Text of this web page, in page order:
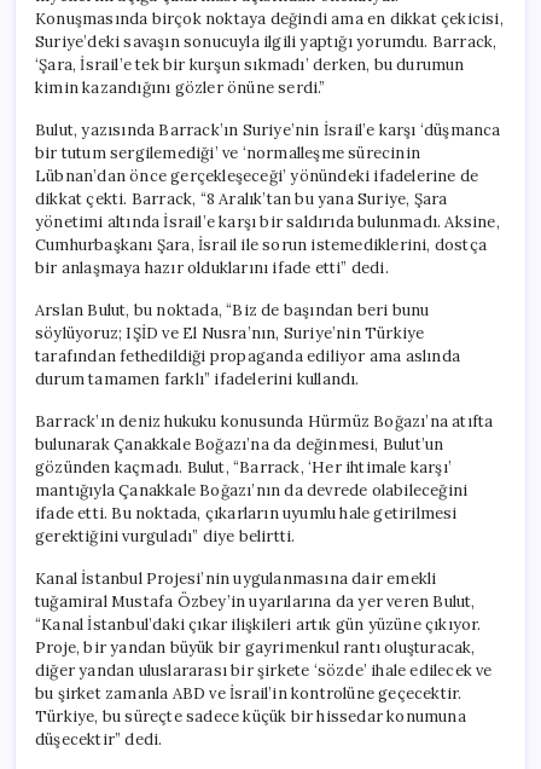
Konuşmasında birçok noktaya değindi ama en dikkat çekicisi,
Suriye’deki savaşın sonucuyla ilgili yaptığı yorumdu. Barrack,
‘Şara, İsrail’e tek bir kurşun sıkmadı’ derken, bu durumun
kimin kazandığını gözler önüne serdi.”
Bulut, yazısında Barrack’ın Suriye’nin İsrail’e karşı ‘düşmanca
bir tutum sergilemediği’ ve ‘normalleşme sürecinin
Lübnan’dan önce gerçekleşeceği’ yönündeki ifadelerine de
dikkat çekti. Barrack, “8 Aralık’tan bu yana Suriye, Şara
yönetimi altında İsrail’e karşı bir saldırıda bulunmadı. Aksine,
Cumhurbaşkanı Şara, İsrail ile sorun istemediklerini, dostça
bir anlaşmaya hazır olduklarını ifade etti” dedi.
Arslan Bulut, bu noktada, “Biz de başından beri bunu
söylüyoruz; IŞİD ve El Nusra’nın, Suriye’nin Türkiye
tarafından fethedildiği propaganda ediliyor ama aslında
durum tamamen farklı” ifadelerini kullandı.
Barrack’ın deniz hukuku konusunda Hürmüz Boğazı’na atıfta
bulunarak Çanakkale Boğazı’na da değinmesi, Bulut’un
gözünden kaçmadı. Bulut, “Barrack, ‘Her ihtimale karşı’
mantığıyla Çanakkale Boğazı’nın da devrede olabileceğini
ifade etti. Bu noktada, çıkarların uyumlu hale getirilmesi
gerektiğini vurguladı” diye belirtti.
Kanal İstanbul Projesi’nin uygulanmasına dair emekli
tuğamiral Mustafa Özbey’in uyarılarına da yer veren Bulut,
“Kanal İstanbul’daki çıkar ilişkileri artık gün yüzüne çıkıyor.
Proje, bir yandan büyük bir gayrimenkul rantı oluşturacak,
diğer yandan uluslararası bir şirkete ‘sözde’ ihale edilecek ve
bu şirket zamanla ABD ve İsrail’in kontrolüne geçecektir.
Türkiye, bu süreçte sadece küçük bir hissedar konumuna
düşecektir” dedi.